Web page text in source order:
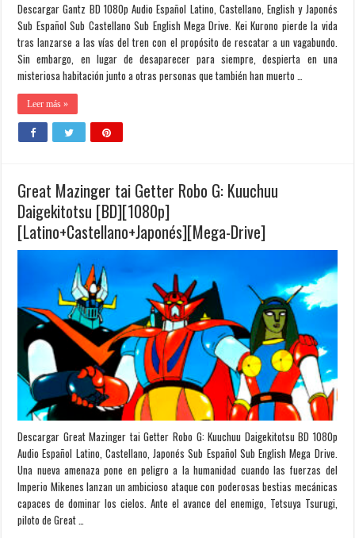
Descargar Gantz BD 1080p Audio Español Latino, Castellano, English y Japonés
Sub Español Sub Castellano Sub English Mega Drive. Kei Kurono pierde la vida
tras lanzarse a las vías del tren con el propósito de rescatar a un vagabundo.
Sin embargo, en lugar de desaparecer para siempre, despierta en una
misteriosa habitación junto a otras personas que también han muerto …
Leer más »
Great Mazinger tai Getter Robo G: Kuuchuu
Daigekitotsu [BD][1080p]
[Latino+Castellano+Japonés][Mega-Drive]
Descargar Great Mazinger tai Getter Robo G: Kuuchuu Daigekitotsu BD 1080p
Audio Español Latino, Castellano, Japonés Sub Español Sub English Mega Drive.
Una nueva amenaza pone en peligro a la humanidad cuando las fuerzas del
Imperio Mikenes lanzan un ambicioso ataque con poderosas bestias mecánicas
capaces de dominar los cielos. Ante el avance del enemigo, Tetsuya Tsurugi,
piloto de Great …